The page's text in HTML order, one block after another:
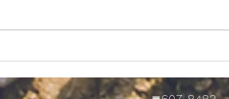
＊明日から営業を再開
＊